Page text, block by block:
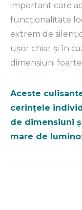
important care
funcţionalitate
extrem de
ușor chiar şi în
dimensiuni
Aceste
cerinţele
de dimensiuni
mare de